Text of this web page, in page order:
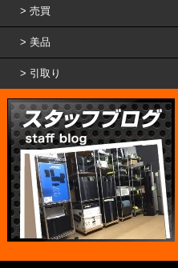
売買
美品
引取り